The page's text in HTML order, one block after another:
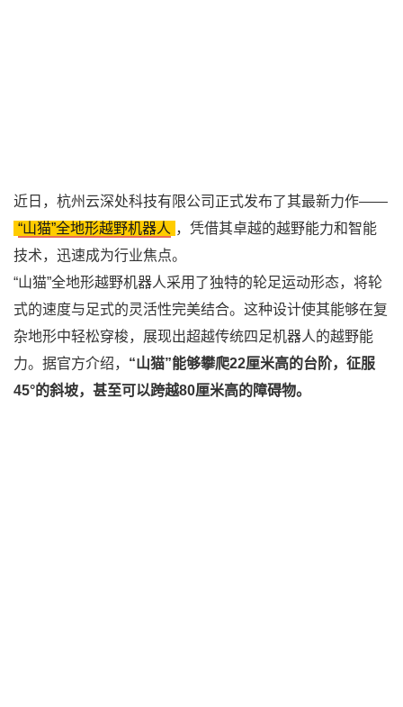
近日，杭州云深处科技有限公司正式发布了其最新力作——
“山猫”全地形越野机器人 ，凭借其卓越的越野能力和智能
技术，迅速成为行业焦点。
“山猫”全地形越野机器人采用了独特的轮足运动形态，将轮
式的速度与足式的灵活性完美结合。这种设计使其能够在复
杂地形中轻松穿梭，展现出超越传统四足机器人的越野能
力。据官方介绍， “山猫”能够攀爬22厘米高的台阶，征服
45°的斜坡，甚至可以跨越80厘米高的障碍物。